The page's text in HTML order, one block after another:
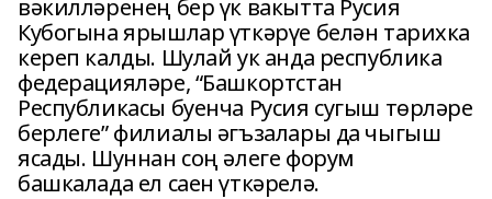
вәкилләренең бер үк вакытта Русия
Кубогына ярышлар үткәрүе белән тарихка
кереп калды. Шулай ук анда республика
федерацияләре, “Башкортстан
Республикасы буенча Русия сугыш төрләре
берлеге” филиалы әгъзалары да чыгыш
ясады. Шуннан соң әлеге форум
башкалада ел саен үткәрелә.